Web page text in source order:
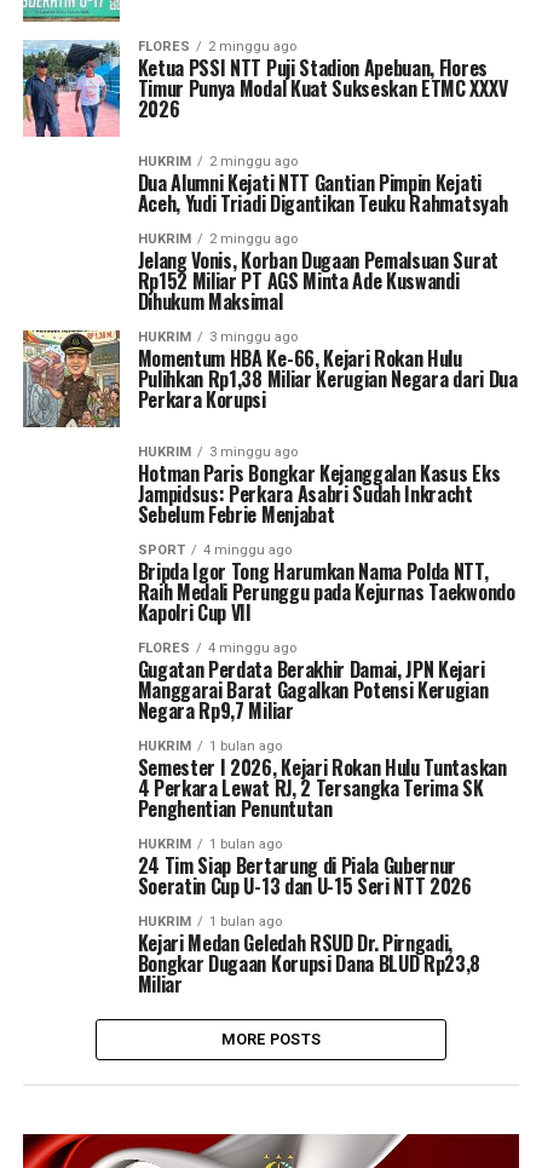
FLORES 2 minggu ago
Ketua PSSI NTT Puji Stadion Apebuan, Flores
Timur Punya Modal Kuat Sukseskan ETMC XXXV
2026
HUKRIM 2 minggu ago
Dua Alumni Kejati NTT Gantian Pimpin Kejati
Aceh, Yudi Triadi Digantikan Teuku Rahmatsyah
HUKRIM 2 minggu ago
Jelang Vonis, Korban Dugaan Pemalsuan Surat
Rp152 Miliar PT AGS Minta Ade Kuswandi
Dihukum Maksimal
HUKRIM 3 minggu ago
Momentum HBA Ke-66, Kejari Rokan Hulu
Pulihkan Rp1,38 Miliar Kerugian Negara dari Dua
Perkara Korupsi
HUKRIM 3 minggu ago
Hotman Paris Bongkar Kejanggalan Kasus Eks
Jampidsus: Perkara Asabri Sudah Inkracht
Sebelum Febrie Menjabat
SPORT 4 minggu ago
Bripda Igor Tong Harumkan Nama Polda NTT,
Raih Medali Perunggu pada Kejurnas Taekwondo
Kapolri Cup VII
FLORES 4 minggu ago
Gugatan Perdata Berakhir Damai, JPN Kejari
Manggarai Barat Gagalkan Potensi Kerugian
Negara Rp9,7 Miliar
HUKRIM 1 bulan ago
Semester I 2026, Kejari Rokan Hulu Tuntaskan
4 Perkara Lewat RJ, 2 Tersangka Terima SK
Penghentian Penuntutan
HUKRIM 1 bulan ago
24 Tim Siap Bertarung di Piala Gubernur
Soeratin Cup U-13 dan U-15 Seri NTT 2026
HUKRIM 1 bulan ago
Kejari Medan Geledah RSUD Dr. Pirngadi,
Bongkar Dugaan Korupsi Dana BLUD Rp23,8
Miliar
MORE POSTS